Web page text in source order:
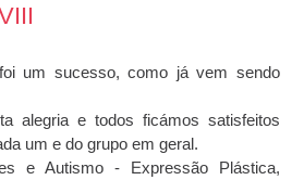
um sucesso, como já vem sendo
alegria e todos ficámos satisfeitos
um e do grupo em geral.
e Autismo - Expressão Plástica,